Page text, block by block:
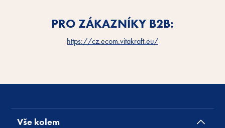
PRO ZÁKAZNÍKY B2B:
https://cz.ecom.vitakraft.eu/
Vše kolem